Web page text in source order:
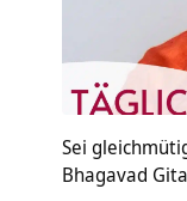
Sei
Bhagavad